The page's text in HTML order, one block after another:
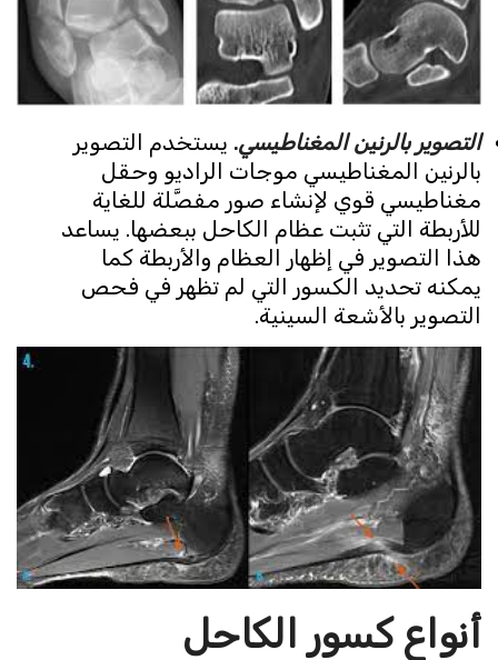
التصوير بالرنين المغناطيسي.يستخدم التصوير
بالرنين المغناطيسي موجات الراديو وحقل
مغناطيسي قوي لإنشاء صور مفصَّلة للغاية
للأربطة التي تثبت عظام الكاحل ببعضها. يساعد
هذا التصوير في إظهار العظام والأربطة كما
يمكنه تحديد الكسور التي لم تظهر في فحص
التصوير بالأشعة السينية.
أنواع كسور الكاحل